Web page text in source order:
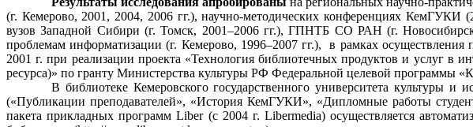
(г. Кемерово, 2001, 2004, 2006 гг.), научно-методических конференциях КемГУКИ
вузов Западной Сибири (г. Томск, 2001–2006 гг.), ГПНТБ СО РАН (г.
проблемам информатизации (г. Кемерово, 1996–2007 гг.),
в рамках осуществления
2001 г. при реализации проекта «Технология библиотечных продуктов и услуг в
ресурса)» по гранту Министерства культуры РФ Федеральной целевой программы
В библиотеке Кемеровского государственного университета культуры и
(«Публикации преподавателей», «История КемГУКИ», «Дипломные работы
пакета прикладных программ Liber (с 2004 г. Libermedia) осуществляется